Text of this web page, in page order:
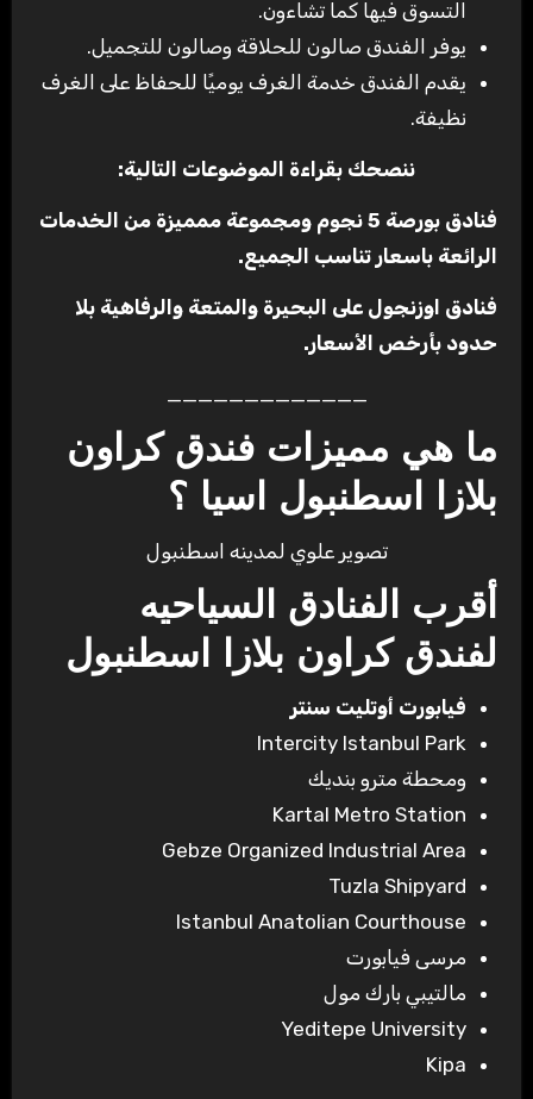
التسوق فيها كما تشاءون.
يوفر الفندق صالون للحلاقة وصالون للتجميل.
يقدم الفندق خدمة الغرف يوميًا للحفاظ على الغرف
نظيفة.
ننصحك بقراءة الموضوعات التالية:
فنادق بورصة 5 نجوم ومجموعة ممميزة من الخدمات
الرائعة باسعار تناسب الجميع.
فنادق اوزنجول على البحيرة والمتعة والرفاهية بلا
حدود بأرخص الأسعار.
_____________
ما هي مميزات فندق كراون
بلازا اسطنبول اسيا ؟
تصوير علوي لمدينه اسطنبول
أقرب الفنادق السياحيه
لفندق كراون بلازا اسطنبول
فيابورت أوتليت سنتر
Intercity Istanbul Park
ومحطة مترو بنديك
Kartal Metro Station
Gebze Organized Industrial Area
Tuzla Shipyard
Istanbul Anatolian Courthouse
مرسى فيابورت
مالتيبي بارك مول
Yeditepe University
Kipa